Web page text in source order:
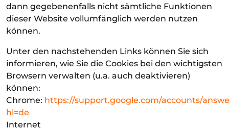
dann gegebenenfalls nicht sämtliche Funktionen
dieser Website vollumfänglich werden nutzen
können.
Unter den nachstehenden Links können Sie sich
informieren, wie Sie die Cookies bei den wichtigsten
Browsern verwalten (u.a. auch deaktivieren)
können:
Chrome: https://support.google.com/accounts/
hl=de
Internet